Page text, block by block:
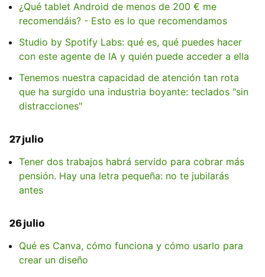
¿Qué tablet Android de menos de 200 € me
recomendáis? - Esto es lo que recomendamos
Studio by Spotify Labs: qué es, qué puedes hacer
con este agente de IA y quién puede acceder a ella
Tenemos nuestra capacidad de atención tan rota
que ha surgido una industria boyante: teclados "sin
distracciones"
27 julio
Tener dos trabajos habrá servido para cobrar más
pensión. Hay una letra pequeña: no te jubilarás
antes
26 julio
Qué es Canva, cómo funciona y cómo usarlo para
crear un diseño